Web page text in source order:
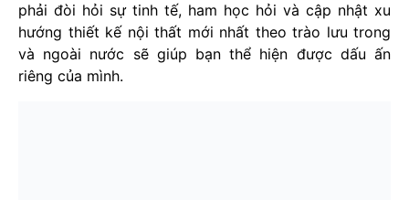
phải đòi hỏi sự tinh tế, ham học hỏi và cập nhật xu
hướng thiết kế nội thất mới nhất theo trào lưu trong
và ngoài nước sẽ giúp bạn thể hiện được dấu ấn
riêng của mình.